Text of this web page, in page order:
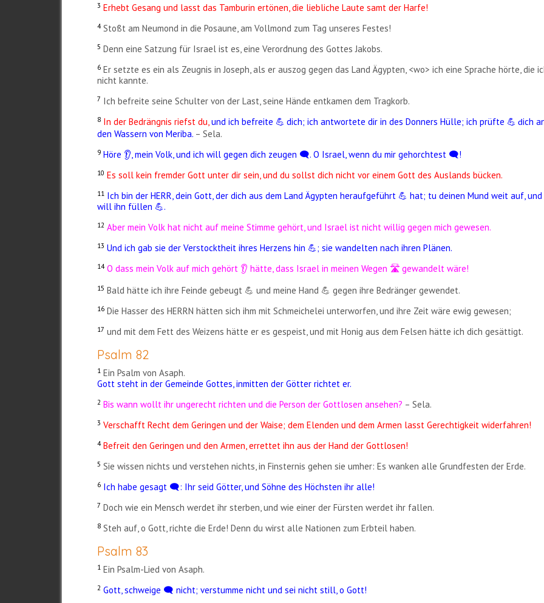
3 Erhebt Gesang und lasst das Tamburin ertönen, die liebliche Laute samt der Harfe!
4 Stoßt am Neumond in die Posaune, am Vollmond zum Tag unseres Festes!
5 Denn eine Satzung für Israel ist es, eine Verordnung des Gottes Jakobs.
6 Er setzte es ein als Zeugnis in Joseph, als er auszog gegen das Land Ägypten, <wo> ich eine Sprache hörte, die
nicht kannte.
7 Ich befreite seine Schulter von der Last, seine Hände entkamen dem Tragkorb.
8 In der Bedrängnis riefst du, und ich befreite 💪 ​dich; ich antwortete dir in des Donners Hülle; ich prüfte 💪 ​ dich
den Wassern von Meriba. – Sela.
9 Höre 👂, mein Volk, und ich will gegen dich zeugen 🗨️. O Israel, wenn du mir gehorchtest 🗨️!
10 Es soll kein fremder Gott unter dir sein, und du sollst dich nicht vor einem Gott des Auslands bücken.
11 Ich bin der HERR, dein Gott, der dich aus dem Land Ägypten heraufgeführt 💪 hat; tu deinen Mund weit auf,
will ihn füllen 💪.
12 Aber mein Volk hat nicht auf meine Stimme gehört, und Israel ist nicht willig gegen mich gewesen.
13 Und ich gab sie der Verstocktheit ihres Herzens hin 💪; sie wandelten nach ihren Plänen.
14 O dass mein Volk auf mich gehört 👂 hätte, dass Israel in meinen Wegen 🛣️ ​gewandelt wäre!
15 Bald hätte ich ihre Feinde gebeugt 💪 und meine Hand 💪 gegen ihre Bedränger gewendet.
16 Die Hasser des HERRN hätten sich ihm mit Schmeichelei unterworfen, und ihre Zeit wäre ewig gewesen;
17 und mit dem Fett des Weizens hätte er es gespeist, und mit Honig aus dem Felsen hätte ich dich gesättigt.
Psalm 82
1 Ein Psalm von Asaph.
Gott steht in der Gemeinde Gottes, inmitten der Götter richtet er.
2 Bis wann wollt ihr ungerecht richten und die Person der Gottlosen ansehen? – Sela.
3 Verschafft Recht dem Geringen und der Waise; dem Elenden und dem Armen lasst Gerechtigkeit widerfahren!
4 Befreit den Geringen und den Armen, errettet ihn aus der Hand der Gottlosen!
5 Sie wissen nichts und verstehen nichts, in Finsternis gehen sie umher: Es wanken alle Grundfesten der Erde.
6 Ich habe gesagt 🗨️: Ihr seid Götter, und Söhne des Höchsten ihr alle!
7 Doch wie ein Mensch werdet ihr sterben, und wie einer der Fürsten werdet ihr fallen.
8 Steh auf, o Gott, richte die Erde! Denn du wirst alle Nationen zum Erbteil haben.
Psalm 83
1 Ein Psalm-Lied von Asaph.
2 Gott, schweige 🗨️ nicht; verstumme nicht und sei nicht still, o Gott!